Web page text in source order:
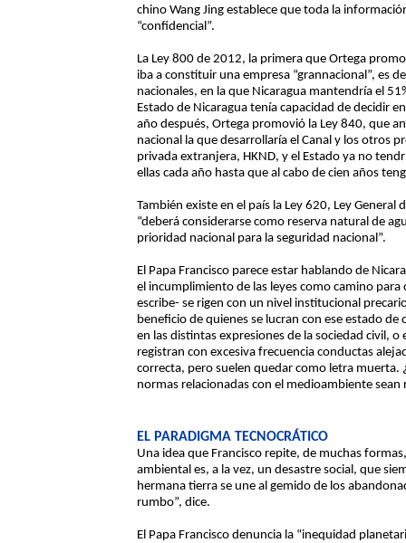
chino Wang Jing establece que toda la
“confidencial”.
La Ley 800 de 2012, la primera que Ortega
iba a constituir una empresa “grannacional”, es
nacionales, en la que Nicaragua mantendría el
Estado de Nicaragua tenía capacidad de decidir
año después, Ortega promovió la Ley 840, que
nacional la que desarrollaría el Canal y los otros
privada extranjera, HKND, y el Estado ya no
ellas cada año hasta que al cabo de cien años
También existe en el país la Ley 620, Ley General
“deberá considerarse como reserva natural de
prioridad nacional para la seguridad nacional”.
El Papa Francisco parece estar hablando de
el incumplimiento de las leyes como camino para
escribe- se rigen con un nivel institucional
beneficio de quienes se lucran con ese estado
en las distintas expresiones de la sociedad civil,
registran con excesiva frecuencia conductas
correcta, pero suelen quedar como letra muerta.
normas relacionadas con el medioambiente sean
EL PARADIGMA TECNOCRÁTICO
Una idea que Francisco repite, de muchas
ambiental es, a la vez, un desastre social, que
hermana tierra se une al gemido de los
rumbo”, dice.
El Papa Francisco denuncia la “inequidad